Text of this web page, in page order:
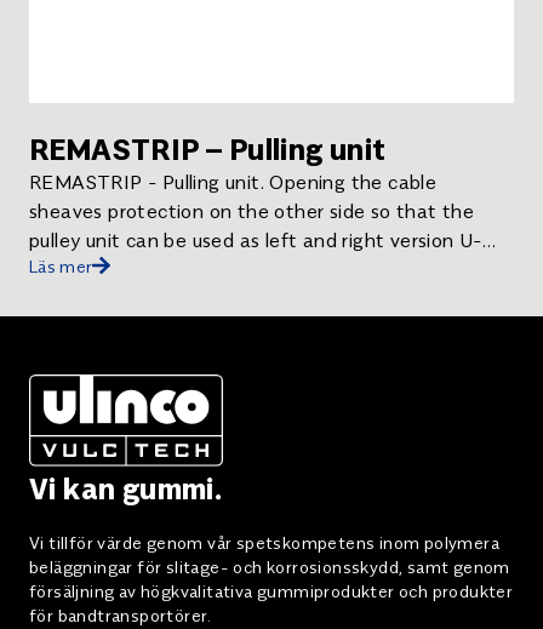
REMASTRIP – Pulling unit
REMASTRIP - Pulling unit. Opening the cable
sheaves protection on the other side so that the
pulley unit can be used as left and right version U-
profile below the sheave for a safe cable guide
Läs mer
Vi kan gummi.
Vi tillför värde genom vår spetskompetens inom polymera
beläggningar för slitage- och korrosionsskydd, samt genom
försäljning av högkvalitativa gummiprodukter och produkter
för bandtransportörer.